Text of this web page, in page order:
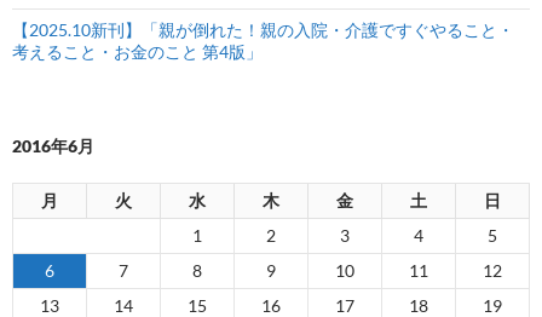
【2025.10新刊】「親が倒れた！親の入院・介護ですぐやること・
考えること・お金のこと 第4版」
2016年6月
月 火 水 木 金 土
日
1
2 3 4
5
6
7 8 9 10 11
12
13
14 15 16 17 18
19